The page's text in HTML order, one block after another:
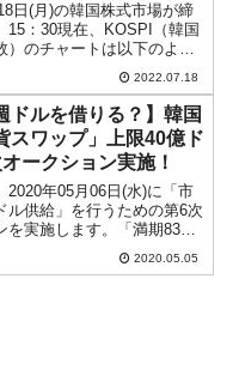
日(月)の韓国株式市場が締
15：30現在、KOSPI（韓国
）のチャートは以下のよう
』より引用）。陽線で締
KOSPIは「2,375」...
2022.07.18
ドルを借りる？】韓国
スワップ」上限40億ド
ークション実施！
2020年05月06日(水)に「市
ル供給」を行うための第6次
を実施します。「満期83日
上限は「40億ドル」。アメ
（Federal Reserve
2020.05.05